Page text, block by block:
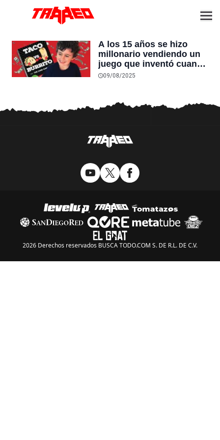
A los 15 años se hizo
millonario vendiendo un
juego que inventó cuando
tenía 7
09/08/2025
2026 Derechos reservados BUSCA TODO.COM S. DE R.L. DE C.V.